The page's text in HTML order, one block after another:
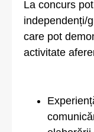
La concurs
independenți/
care pot
activitate